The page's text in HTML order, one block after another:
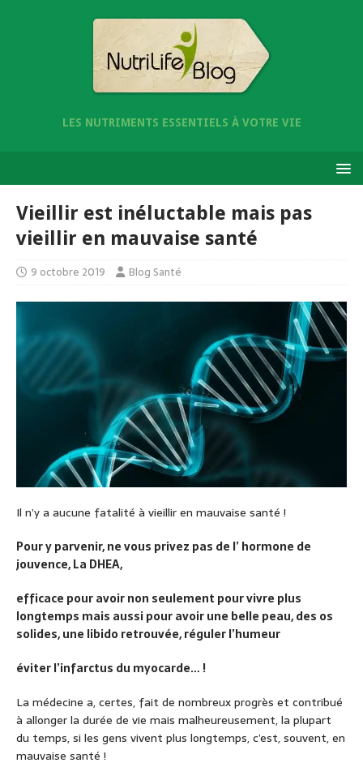
LES NUTRIMENTS ESSENTIELS À VOTRE VIE
Vieillir est inéluctable mais pas
vieillir en mauvaise santé
9 octobre 2019 Blog Santé
Il n’y a aucune fatalité à vieillir en mauvaise santé !
Pour y parvenir, ne vous privez pas de l’ hormone de
jouvence, La DHEA,
efficace pour avoir non seulement pour vivre plus
longtemps mais aussi pour avoir une belle peau, des os
solides, une libido retrouvée, réguler l’humeur
éviter l’infarctus du myocarde… !
La médecine a, certes, fait de nombreux progrès et contribué
à allonger la durée de vie mais malheureusement, la plupart
du temps, si les gens vivent plus longtemps, c’est, souvent, en
mauvaise santé !